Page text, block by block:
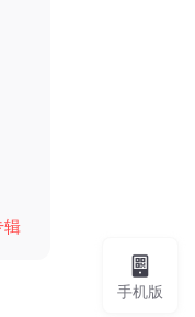
辑
手机版